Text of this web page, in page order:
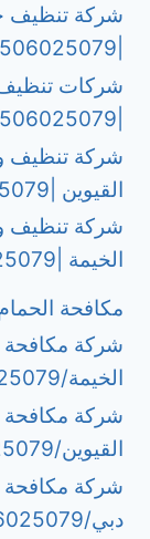
شركة تنظيف
شركات تنظيف
شركة تنظيف
القيوين |0506025079
شركة تنظيف
الخيمة |0506025079
مكافحة
شركة
الخيمة/0506025079
شركة مكافحة
القيوين/0506025079
شركة مكافحة
دبي/0506025079 |تركيب طارد الحمام